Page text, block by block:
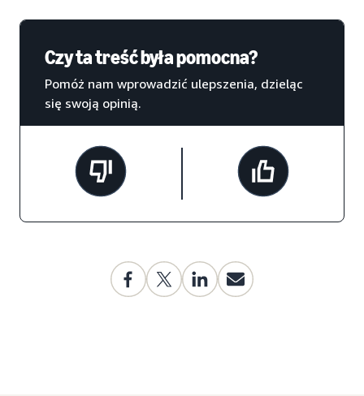
Czy ta treść była pomocna?
Pomóż nam wprowadzić ulepszenia, dzieląc
się swoją opinią.